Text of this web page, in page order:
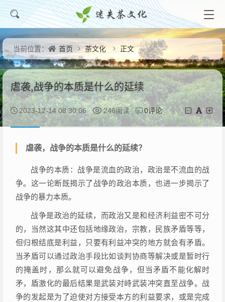
当前位置： 首页 茶文化 正文
虐袭,战争的本质是什么的延续
2023-12-14 08:30:06 246阅读 0评论
虐袭，战争的本质是什么的延续？
战争的本质：战争是流血的政治，政治是不流血的战
争。这一论断既揭示了战争的政治本质，也进一步揭示了
战争的暴力本质。
战争是政治的延续，而政治又是和经济利益密不可分
的，当然这其中还包括地缘政治，宗教，民族矛盾等等，
但归根结底是利益，只要有利益冲突的地方就会有矛盾。
当矛盾可以通过政治手段比如谈判协商等解决或是暂时行
的掩盖时，那么就可以避免战争，但当矛盾不能化解时
矛，盾激化的最后结果是武装对峙武装冲突直至战争。战
争的发起是为了迫使对方接受本方的利益要求，或是完成